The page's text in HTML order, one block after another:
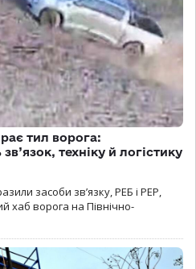
тил ворога:
техніку й логістику
засоби зв’язку, РЕБ і РЕР,
хаб ворога на Північно-